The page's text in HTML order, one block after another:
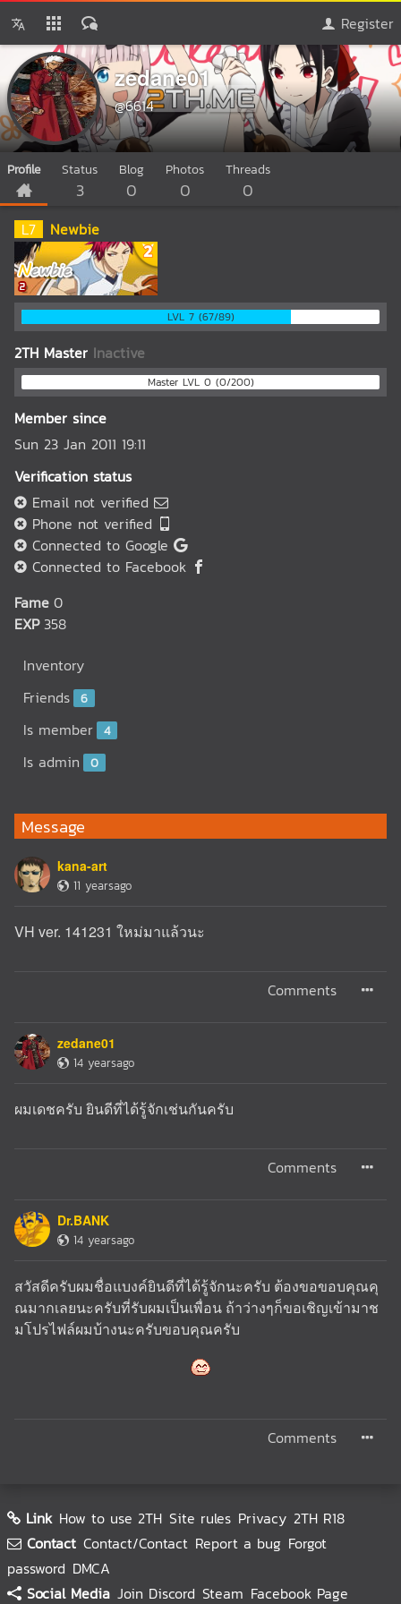
Register
zedane01
@6614
Profile Status
3
Blog
0
Photos
0
Threads
0
L7 Newbie
LVL 7 (67/89)
2TH Master Inactive
Master LVL 0 (0/200)
Member since
Sun 23 Jan 2011 19:11
Verification status
Email not verified
Phone not verified
Connected to Google
Connected to Facebook
Fame 0
EXP 358
Inventory
Friends 6
Is member 4
Is admin 0
Message
kana-art
11 yearsago
VH ver. 141231 ใหม่มาแล้วนะ
Comments
zedane01
14 yearsago
ผมเดชครับ ยินดีที่ได้รู้จักเช่นกันครับ
Comments
Dr.BANK
14 yearsago
สวัสดีครับผมชื่อแบงค์ยินดีที่ได้รู้จักนะครับ ต้องขอขอบคุณคุ
ณมากเลยนะครับที่รับผมเป็นเพื่อน ถ้าว่างๆก็ขอเชิญเข้ามาช
มโปรไฟล์ผมบ้างนะครับขอบคุณครับ
Comments
Link How to use 2TH Site rules Privacy 2TH R18
Contact Contact/Contact Report a bug Forgot
password DMCA
Social Media Join Discord Steam Facebook Page